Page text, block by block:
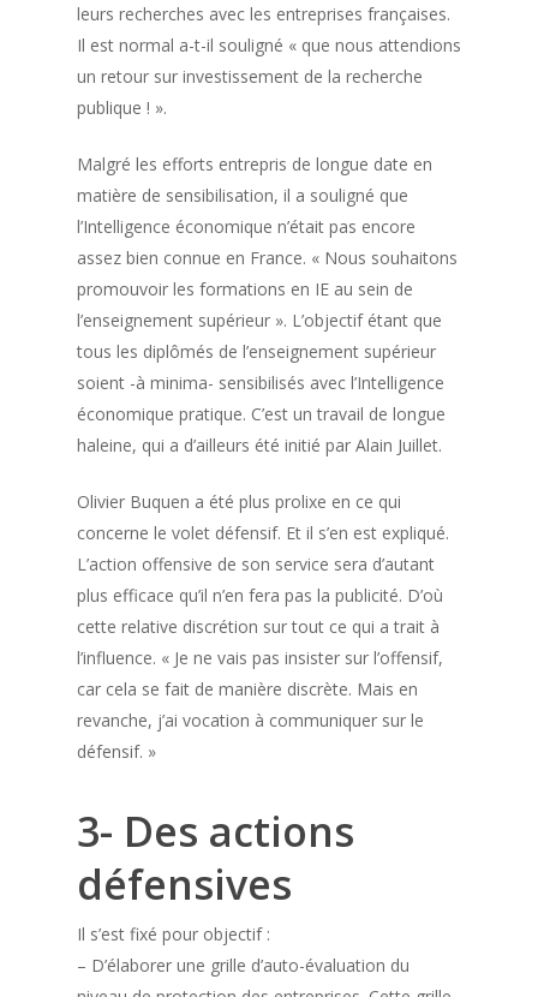
leurs recherches avec les entreprises françaises.
Il est normal a-t-il souligné « que nous attendions
un retour sur investissement de la recherche
publique ! ».
Malgré les efforts entrepris de longue date en
matière de sensibilisation, il a souligné que
l’Intelligence économique n’était pas encore
assez bien connue en France. « Nous souhaitons
promouvoir les formations en IE au sein de
l’enseignement supérieur ». L’objectif étant que
tous les diplômés de l’enseignement supérieur
soient -à minima- sensibilisés avec l’Intelligence
économique pratique. C’est un travail de longue
haleine, qui a d’ailleurs été initié par Alain Juillet.
Olivier Buquen a été plus prolixe en ce qui
concerne le volet défensif. Et il s’en est expliqué.
L’action offensive de son service sera d’autant
plus efficace qu’il n’en fera pas la publicité. D’où
cette relative discrétion sur tout ce qui a trait à
l’influence. « Je ne vais pas insister sur l’offensif,
car cela se fait de manière discrète. Mais en
revanche, j’ai vocation à communiquer sur le
défensif. »
3- Des actions
défensives
Il s’est fixé pour objectif :
– D’élaborer une grille d’auto-évaluation du